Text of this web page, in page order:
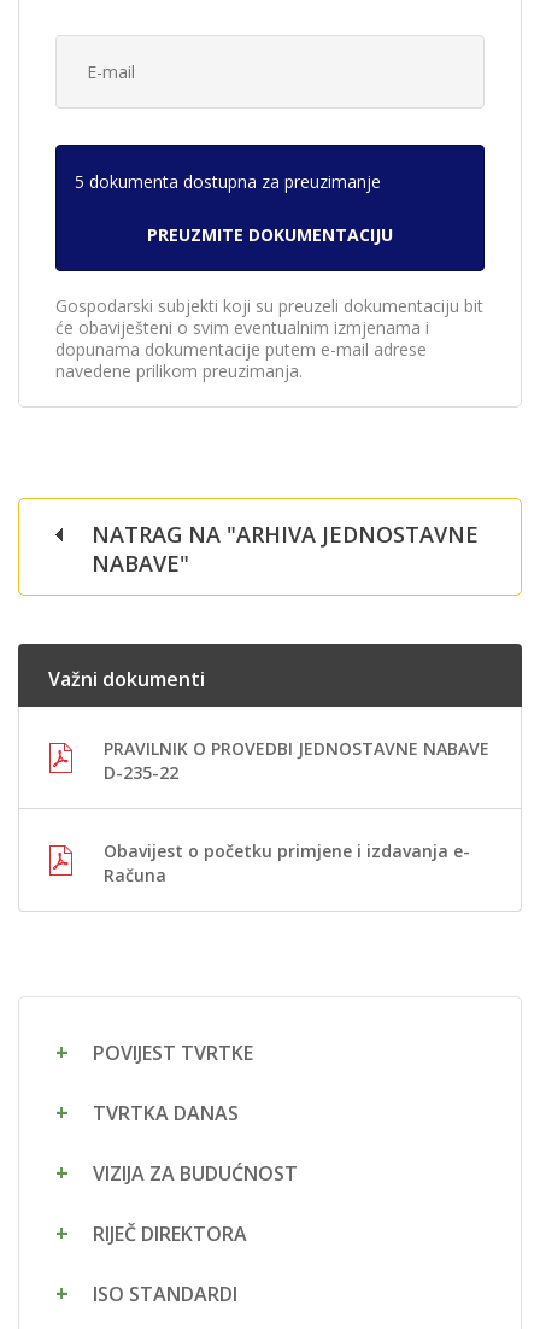
5 dokumenta dostupna za preuzimanje
Gospodarski subjekti koji su preuzeli dokumentaciju bit
će obaviješteni o svim eventualnim izmjenama i
dopunama dokumentacije putem e-mail adrese
navedene prilikom preuzimanja.
NATRAG NA "ARHIVA JEDNOSTAVNE
NABAVE"
Važni dokumenti
PRAVILNIK O PROVEDBI JEDNOSTAVNE NABAVE
D-235-22
Obavijest o početku primjene i izdavanja e-
Računa
POVIJEST TVRTKE
TVRTKA DANAS
VIZIJA ZA BUDUĆNOST
RIJEČ DIREKTORA
ISO STANDARDI